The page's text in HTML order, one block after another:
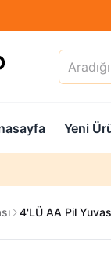
Yeni
4'LÜ AA Pil